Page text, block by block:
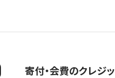
寄付・会費のクレジ